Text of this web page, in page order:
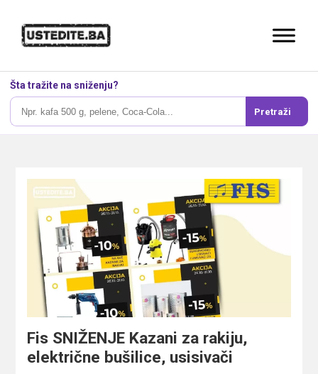
Šta tražite na sniženju?
Pretraži
Fis SNIŽENJE Kazani za rakiju,
električne bušilice, usisivači